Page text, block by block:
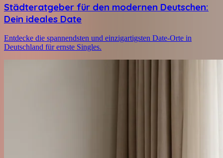
Städteratgeber für den modernen Deutschen:
Dein ideales Date
Entdecke die spannendsten und einzigartigsten Date-Orte in
Deutschland für ernste Singles.